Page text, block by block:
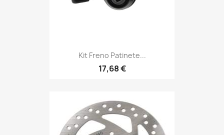
Kit Freno Patinete...
17,68 €